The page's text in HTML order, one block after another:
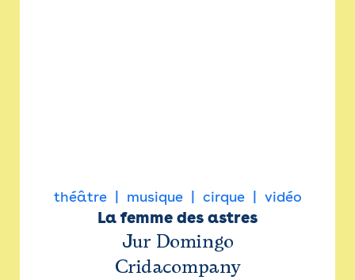
théâtre musique cirque vidéo
La femme des astres
Jur Domingo
Cridacompany